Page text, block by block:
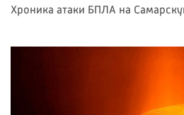
Хроника атаки БПЛА на